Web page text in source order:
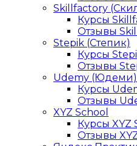
Skillfactory
Курсы
Отзывы
Stepik (Степик)
Курсы
Отзывы
Udemy (Юдеми)
Курсы
Отзывы
XYZ School
Курсы XYZ
Отзывы